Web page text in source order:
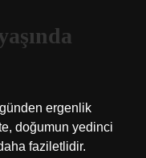
ergenlik
doğumun yedinci
faziletlidir.